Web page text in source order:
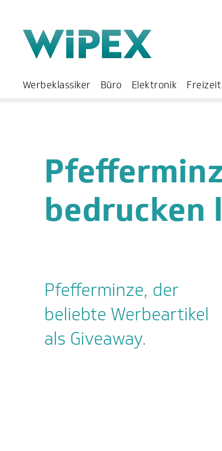
Werbeklassiker Büro Elektronik Freizeit
bedrucken
Pfefferminze, der
beliebte Werbeartikel
als Giveaway.